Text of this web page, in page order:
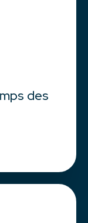
des